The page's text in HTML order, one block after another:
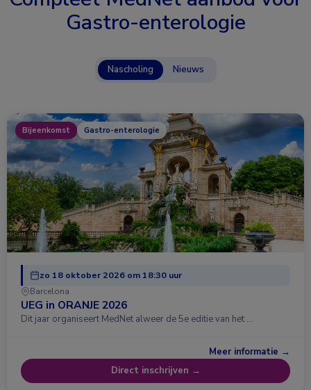
Gastro-enterologie
Nascholing Nieuws
Bijeenkomst Gastro-enterologie
zo 18 oktober 2026 om 18:30 uur
Barcelona
UEG in ORANJE 2026
Dit jaar organiseert MedNet alweer de 5e editie van het …
Meer informatie →
Direct inschrijven →